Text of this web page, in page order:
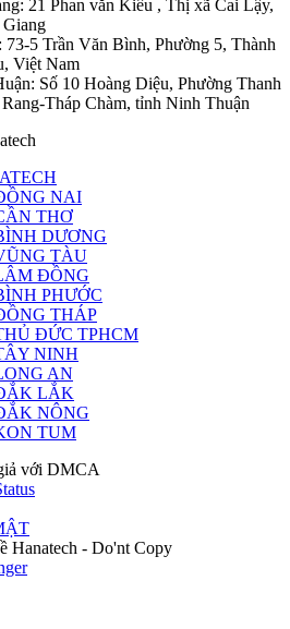
21 Phan văn Kiêu , Thị xã Cai Lậy,
5 Trần Văn Bình, Phường 5, Thành
Việt Nam
Số 10 Hoàng Diệu, Phường Thanh
Tháp Chàm, tỉnh Ninh Thuận
NAI
THƠ
DƯƠNG
TÀU
ĐỒNG
PHƯỚC
THÁP
ĐỨC TPHCM
NINH
AN
LẮK
NÔNG
TUM
với DMCA
Hanatech - Do'nt Copy